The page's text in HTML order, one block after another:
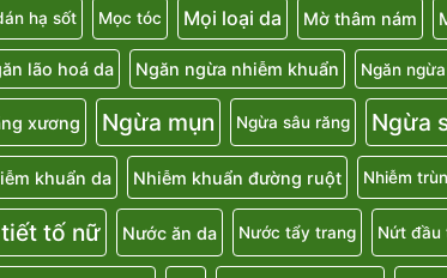
hạ sốt Mọc tóc Mọi loại da Mờ thâm nám
lão hoá da Ngăn ngừa nhiễm khuẩn Ngăn
xương Ngừa mụn Ngừa sâu răng Ngừa
khuẩn da Nhiễm khuẩn đường ruột Nhiễm
tố nữ Nước ăn da Nước tẩy trang Nứt đầu